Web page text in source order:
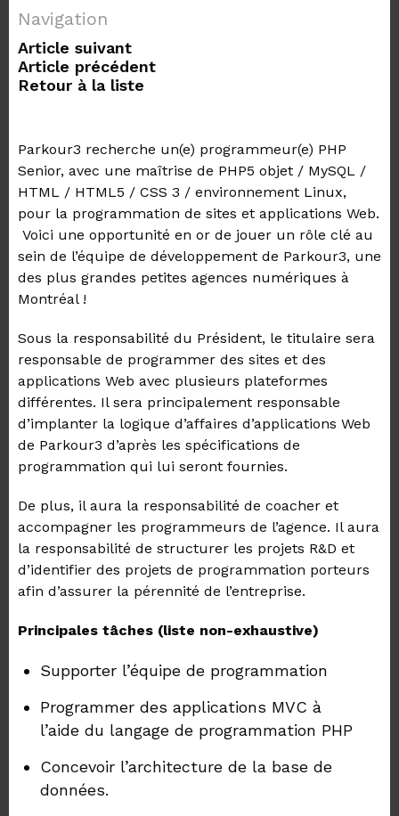
Navigation
Article suivant
Article précédent
Retour à la liste
Parkour3 recherche un(e) programmeur(e) PHP
Senior, avec une maîtrise de PHP5 objet / MySQL /
HTML / HTML5 / CSS 3 / environnement Linux,
pour la programmation de sites et applications Web.
Voici une opportunité en or de jouer un rôle clé au
sein de l’équipe de développement de Parkour3, une
des plus grandes petites agences numériques à
Montréal !
Sous la responsabilité du Président, le titulaire sera
responsable de programmer des sites et des
applications Web avec plusieurs plateformes
différentes. Il sera principalement responsable
d’implanter la logique d’affaires d’applications Web
de Parkour3 d’après les spécifications de
programmation qui lui seront fournies.
De plus, il aura la responsabilité de coacher et
accompagner les programmeurs de l’agence. Il aura
la responsabilité de structurer les projets R&D et
d’identifier des projets de programmation porteurs
afin d’assurer la pérennité de l’entreprise.
Principales tâches (liste non-exhaustive)
Supporter l’équipe de programmation
Programmer des applications MVC à
l’aide du langage de programmation PHP
Concevoir l’architecture de la base de
données.